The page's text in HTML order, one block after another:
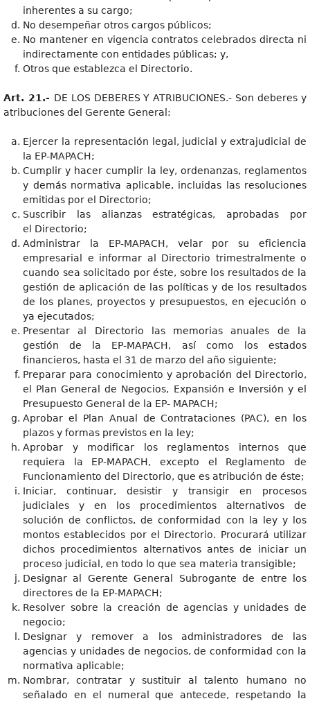
inherentes a su cargo;
No desempeñar otros cargos públicos;
No mantener en vigencia contratos celebrados directa ni
indirectamente con entidades públicas; y,
Otros que establezca el Directorio.
Art. 21.- DE LOS DEBERES Y ATRIBUCIONES.- Son deberes y
atribuciones del Gerente General:
Ejercer la representación legal, judicial y extrajudicial de
la EP-MAPACH;
Cumplir y hacer cumplir la ley, ordenanzas, reglamentos
y demás normativa aplicable, incluidas las resoluciones
emitidas por el Directorio;
Suscribir las alianzas estratégicas, aprobadas por
el Directorio;
Administrar la EP-MAPACH, velar por su eficiencia
empresarial e informar al Directorio trimestralmente o
cuando sea solicitado por éste, sobre los resultados de la
gestión de aplicación de las políticas y de los resultados
de los planes, proyectos y presupuestos, en ejecución o
ya ejecutados;
Presentar al Directorio las memorias anuales de la
gestión de la EP-MAPACH, así como los estados
financieros, hasta el 31 de marzo del año siguiente;
Preparar para conocimiento y aprobación del Directorio,
el Plan General de Negocios, Expansión e Inversión y el
Presupuesto General de la EP- MAPACH;
Aprobar el Plan Anual de Contrataciones (PAC), en los
plazos y formas previstos en la ley;
Aprobar y modificar los reglamentos internos que
requiera la EP-MAPACH, excepto el Reglamento de
Funcionamiento del Directorio, que es atribución de éste;
Iniciar, continuar, desistir y transigir en procesos
judiciales y en los procedimientos alternativos de
solución de conflictos, de conformidad con la ley y los
montos establecidos por el Directorio. Procurará utilizar
dichos procedimientos alternativos antes de iniciar un
proceso judicial, en todo lo que sea materia transigible;
Designar al Gerente General Subrogante de entre los
directores de la EP-MAPACH;
Resolver sobre la creación de agencias y unidades de
negocio;
Designar y remover a los administradores de las
agencias y unidades de negocios, de conformidad con la
normativa aplicable;
Nombrar, contratar y sustituir al talento humano no
señalado en el numeral que antecede, respetando la